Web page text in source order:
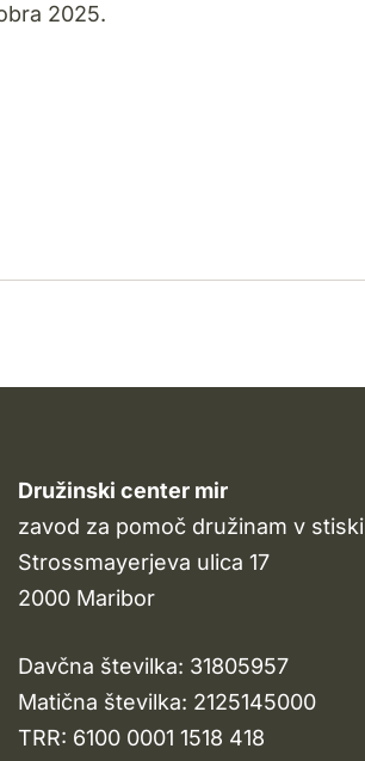
2025.
Družinski center mir
zavod za pomoč družinam v stiski
Strossmayerjeva ulica 17
2000 Maribor
Davčna številka: 31805957
Matična številka: 2125145000
TRR: 6100 0001 1518 418